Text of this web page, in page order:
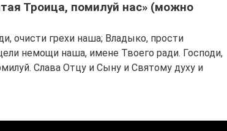
Троица, помилуй нас» (можно
очисти грехи наша; Владыко, прости
немощи наша, имене Твоего ради. Господи,
Слава Отцу и Сыну и Святому духу и